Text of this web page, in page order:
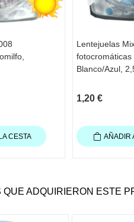
CESTA
Lentejuelas
fotocromáticas
Blanco/Azul,
1,20 €
AÑADIR
QUE ADQUIRIERON ESTE